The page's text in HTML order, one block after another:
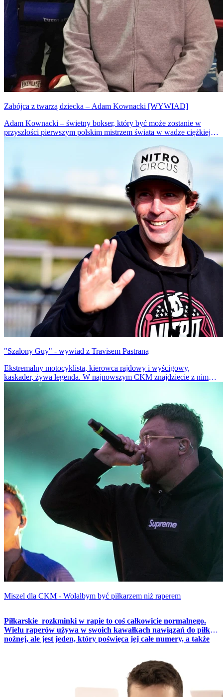
Zabójca z twarzą dziecka – Adam Kownacki [WYWIAD]
Adam Kownacki – świetny bokser, który być może zostanie w
przyszłości pierwszym polskim mistrzem świata w wadze ciężkiej –
"Szalony Guy" - wywiad z Travisem Pastraną
Ekstremalny motocyklista, kierowca rajdowy i wyścigowy,
kaskader, żywa legenda. W najnowszym CKM znajdziecie z nim
Miszel dla CKM - Wolałbym być piłkarzem niż raperem
Piłkarskie rozkminki w rapie to coś całkowicie normalnego.
Wielu raperów używa w swoich kawałkach nawiązań do piłki
nożnej, ale jest jeden, który poświęca jej całe numery, a także
EPki „Eurotrap”, a także singla „Euro”. Sprawdźcie, skąd
wzięła się pasja do piłki nożnej, a także z kim grał w ataku